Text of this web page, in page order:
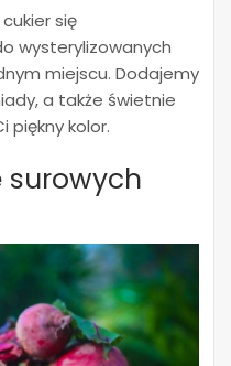
się
wysterylizowanych
miejscu. Dodajemy
a także świetnie
piękny kolor.
surowych